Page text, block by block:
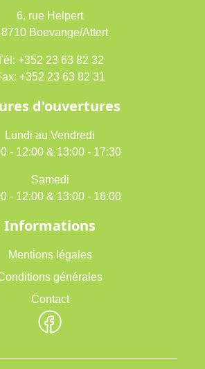
6, rue Helpert
8710 Boevange/Attert
+352 23 63 82 32
+352 23 63 82 31
d'ouvertures
Lundi au Vendredi
- 12:00 & 13:00 - 17:30
Samedi
- 12:00 & 13:00 - 16:00
Informations
Mentions légales
générales
Contact